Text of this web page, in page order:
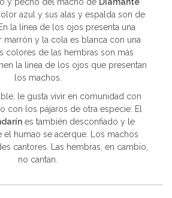
azul y sus alas y espalda son de
la línea de los ojos presenta una
marrón y la cola es blanca con una
colores de las hembras son más
la línea de los ojos que presentan
los machos.
le gusta vivir en comunidad con
con los pájaros de otra especie. El
es también desconfiado y le
el humao se acerque. Los machos
cantores. Las hembras, en cambio,
no cantan.